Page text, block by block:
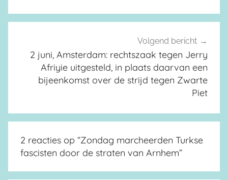
Volgend bericht
2 juni, Amsterdam: rechtszaak tegen Jerry
Afriyie uitgesteld, in plaats daarvan een
bijeenkomst over de strijd tegen Zwarte
Piet
2 reacties op “Zondag marcheerden Turkse
fascisten door de straten van Arnhem”